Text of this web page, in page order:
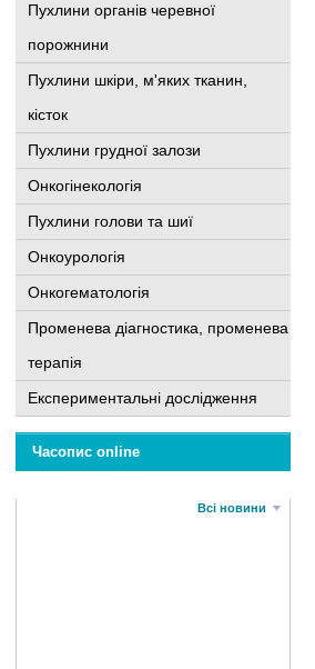
Пухлини органів черевної
порожнини
Пухлини шкіри, м'яких тканин,
кісток
Пухлини грудної залози
Онкогінекологія
Пухлини голови та шиї
Онкоурологія
Онкогематологія
Променева діагностика, променева
терапія
Експериментальні дослідження
Часопис online
Всі новини